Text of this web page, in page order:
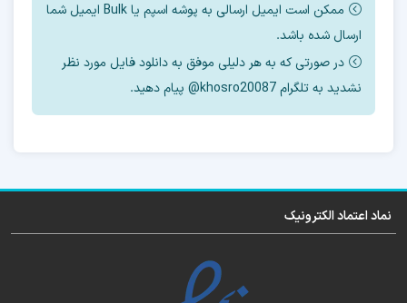
اگر دانش فنی استفاده از ابزار ها را ندارید پیشنهاد
میکنیم
برای حذفfrpازسرور آنلاینما استفاده کنید.
frpمتفاوت میباشد.
صورت تایپی برای تلگرام پشتیبانی بفرستید .
ممکن است ایمیل ارسالی به پوشه اسپم یا Bulk ایمیل شما
ارسال شده باشد.
در صورتی که به هر دلیلی موفق به دانلود فایل مورد نظر
نشدید به تلگرام khosro20087@ پیام دهید.
نماد اعتماد الکترونیک